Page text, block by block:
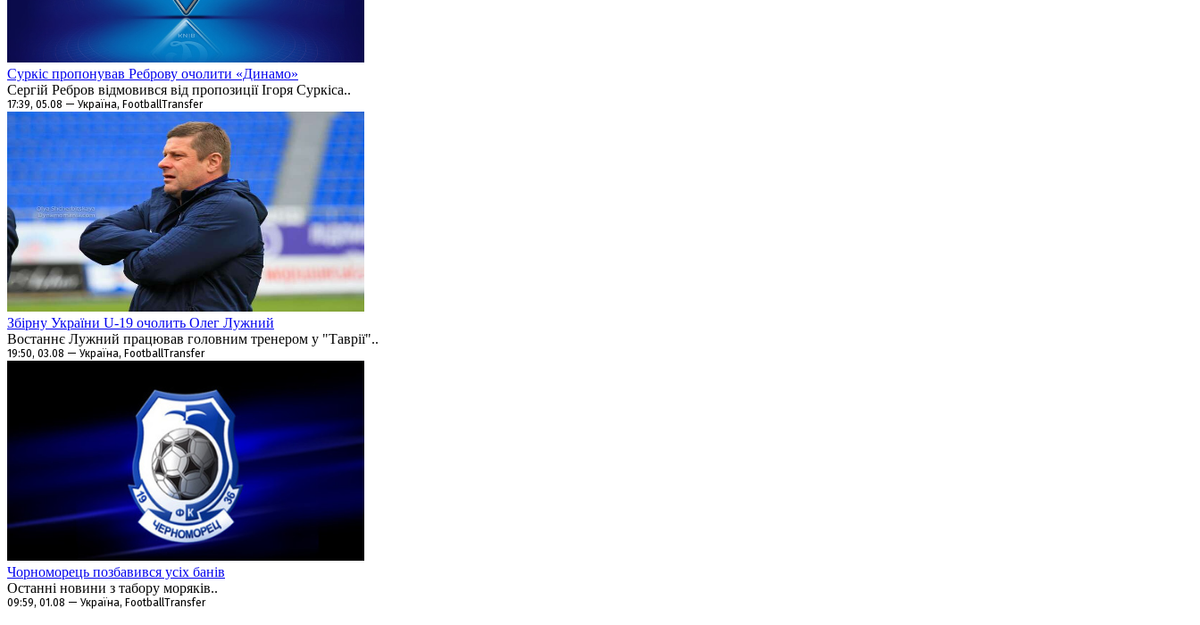
Суркіс пропонував Реброву очолити «Динамо»
Сергій Ребров відмовився від пропозиції Ігоря Суркіса..
17:39, 05.08 — Україна, FootballTransfer
Збірну України U-19 очолить Олег Лужний
Востаннє Лужний працював головним тренером у "Таврії"..
19:50, 03.08 — Україна, FootballTransfer
Чорноморець позбавився усіх банів
Останні новини з табору моряків..
09:59, 01.08 — Україна, FootballTransfer